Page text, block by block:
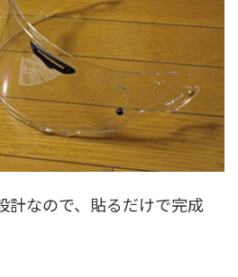
計なので、貼るだけで完成